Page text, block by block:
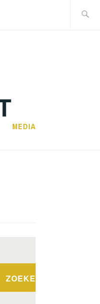
MEDIA
ZOEKEN